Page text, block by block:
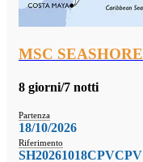
MSC SEASHORE
8 giorni/7 notti
Partenza
18/10/2026
Riferimento
SH20261018CPVCPV